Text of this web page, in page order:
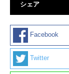
シェア
Facebook
Twitter